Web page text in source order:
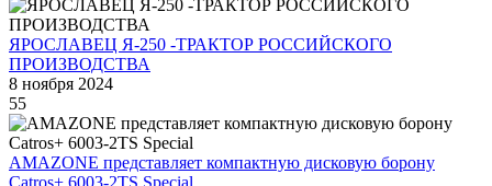
ЯРОСЛАВЕЦ Я-250 -ТРАКТОР РОССИЙСКОГО
ПРОИЗВОДСТВА
8 ноября 2024
55
AMAZONE представляет компактную дисковую борону
Catros+ 6003-2TS Special